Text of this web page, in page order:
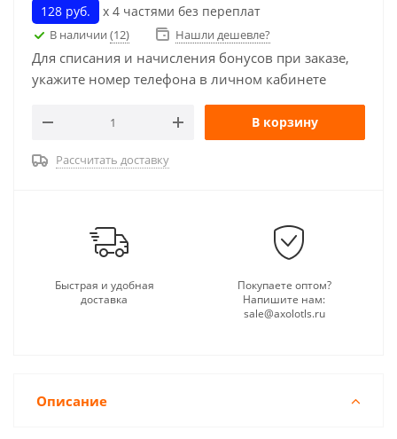
128 руб. х 4 частями без переплат
В наличии (12) Нашли дешевле?
Для списания и начисления бонусов при заказе,
укажите номер телефона в личном кабинете
В корзину
Рассчитать доставку
Быстрая и удобная
доставка
Покупаете оптом?
Напишите нам:
sale@axolotls.ru
Описание